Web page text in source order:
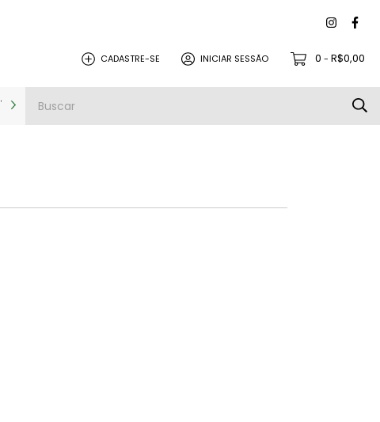
CADASTRE-SE INICIAR SESSÃO 0 - R$0,00
PEÇAS PARA REVISÃO